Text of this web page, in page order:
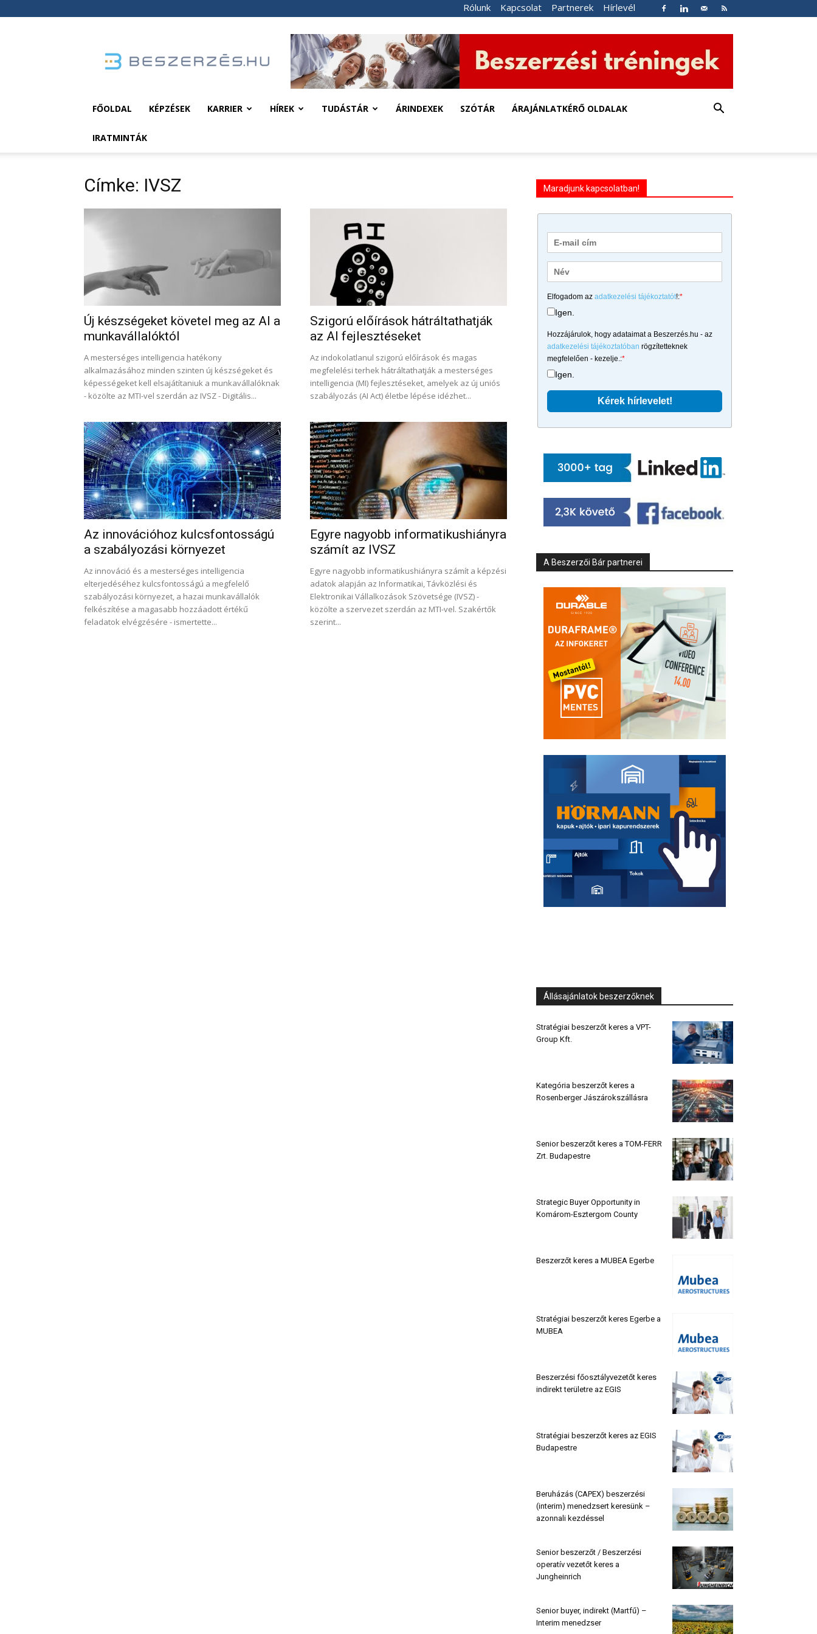
Rólunk Kapcsolat Partnerek Hírlevél
FŐOLDAL KÉPZÉSEK KARRIER HÍREK TUDÁSTÁR ÁRINDEXEK SZÓTÁR ÁRAJÁNLATKÉRŐ OLDALAK
IRATMINTÁK
Címke: IVSZ
Új készségeket követel meg az AI a
munkavállalóktól
A mesterséges intelligencia hatékony
alkalmazásához minden szinten új készségeket és
képességeket kell elsajátítaniuk a munkavállalóknak
- közölte az MTI-vel szerdán az IVSZ - Digitális...
Szigorú előírások hátráltathatják
az AI fejlesztéseket
Az indokolatlanul szigorú előírások és magas
megfelelési terhek hátráltathatják a mesterséges
intelligencia (MI) fejlesztéseket, amelyek az új uniós
szabályozás (AI Act) életbe lépése idézhet...
Az innovációhoz kulcsfontosságú
a szabályozási környezet
Az innováció és a mesterséges intelligencia
elterjedéséhez kulcsfontosságú a megfelelő
szabályozási környezet, a hazai munkavállalók
felkészítése a magasabb hozzáadott értékű
feladatok elvégzésére - ismertette...
Egyre nagyobb informatikushiányra
számít az IVSZ
Egyre nagyobb informatikushiányra számít a képzési
adatok alapján az Informatikai, Távközlési és
Elektronikai Vállalkozások Szövetsége (IVSZ) -
közölte a szervezet szerdán az MTI-vel. Szakértők
szerint...
Maradjunk kapcsolatban!
Elfogadom az adatkezelési tájékoztatót!:*
Igen.
Hozzájárulok, hogy adataimat a Beszerzés.hu - az
adatkezelési tájékoztatóban rögzítetteknek
megfelelően - kezelje.:*
Igen.
A Beszerzői Bár partnerei
Állásajánlatok beszerzőknek
Stratégiai beszerzőt keres a VPT-
Group Kft.
Kategória beszerzőt keres a
Rosenberger Jászárokszállásra
Senior beszerzőt keres a TOM-FERR
Zrt. Budapestre
Strategic Buyer Opportunity in
Komárom-Esztergom County
Beszerzőt keres a MUBEA Egerbe
Stratégiai beszerzőt keres Egerbe a
MUBEA
Beszerzési főosztályvezetőt keres
indirekt területre az EGIS
Stratégiai beszerzőt keres az EGIS
Budapestre
Beruházás (CAPEX) beszerzési
(interim) menedzsert keresünk –
azonnali kezdéssel
Senior beszerzőt / Beszerzési
operatív vezetőt keres a
Jungheinrich
Senior buyer, indirekt (Martfű) –
Interim menedzser